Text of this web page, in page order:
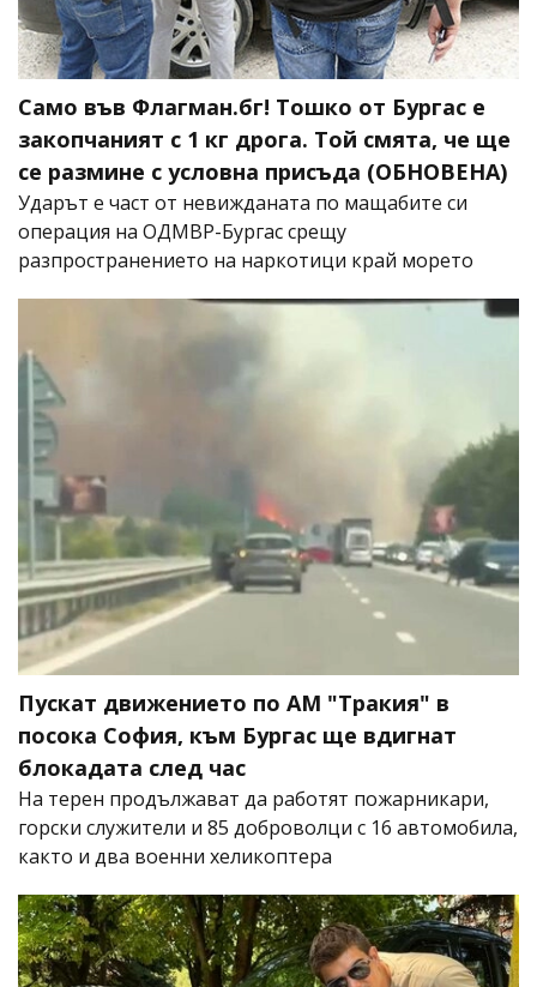
Само във Флагман.бг! Тошко от Бургас е
закопчаният с 1 кг дрога. Той смята, че ще
се размине с условна присъда (ОБНОВЕНА)
Ударът е част от невижданата по мащабите си
операция на ОДМВР-Бургас срещу
разпространението на наркотици край морето
Пускат движението по АМ "Тракия" в
посока София, към Бургас ще вдигнат
блокадата след час
На терен продължават да работят пожарникари,
горски служители и 85 доброволци с 16 автомобила,
както и два военни хеликоптера